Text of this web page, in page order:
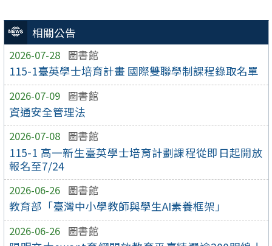
相關公告
2026-07-28 圖書館
115-1臺英學士培育計畫 國際雙聯學制課程錄取名單
2026-07-09 圖書館
資通安全管理法
2026-07-08 圖書館
115-1 高一新生臺英學士培育計劃課程從即日起開放
報名至7/24
2026-06-26 圖書館
教育部「臺灣中小學教師與學生AI素養框架」
2026-06-26 圖書館